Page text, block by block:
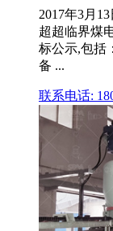
2017年3月
超超临界煤
标公示,包括
备 ...
联系电话: